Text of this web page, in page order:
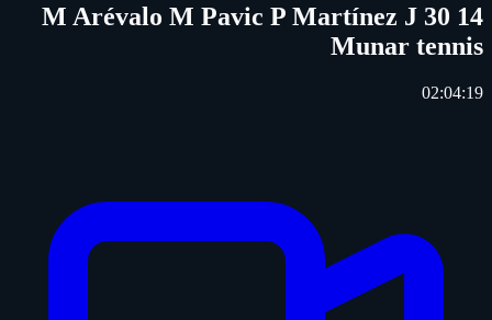
14 30 M Arévalo M Pavic P Martínez J
Munar tennis
02:04:19